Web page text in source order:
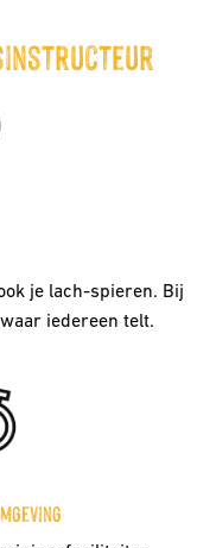
je lach-spieren. Bij
iedereen telt.